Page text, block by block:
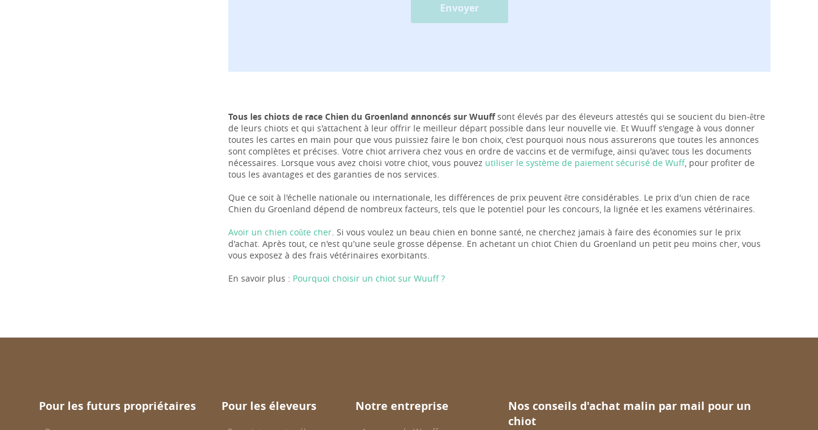
Envoyer
Tous les chiots de race Chien du Groenland annoncés sur Wuuffsont élevés par des éleveurs attestés qui se soucient du bien-être
de leurs chiots et qui s'attachent à leur offrir le meilleur départ possible dans leur nouvelle vie. Et Wuuff s'engage à vous donner
toutes les cartes en main pour que vous puissiez faire le bon choix, c'est pourquoi nous nous assurerons que toutes les annonces
sont complètes et précises. Votre chiot arrivera chez vous en ordre de vaccins et de vermifuge, ainsi qu'avec tous les documents
nécessaires. Lorsque vous avez choisi votre chiot, vous pouvez utiliser le système de paiement sécurisé de Wuff, pour profiter de
tous les avantages et des garanties de nos services.
Que ce soit à l'échelle nationale ou internationale, les différences de prix peuvent être considérables. Le prix d'un chien de race
Chien du Groenland dépend de nombreux facteurs, tels que le potentiel pour les concours, la lignée et les examens vétérinaires.
Avoir un chien coûte cher. Si vous voulez un beau chien en bonne santé, ne cherchez jamais à faire des économies sur le prix
d'achat. Après tout, ce n'est qu'une seule grosse dépense. En achetant un chiot Chien du Groenland un petit peu moins cher, vous
vous exposez à des frais vétérinaires exorbitants.
En savoir plus : Pourquoi choisir un chiot sur Wuuff ?
Pour les futurs propriétaires Pour les éleveurs Notre entreprise
Nos conseils d'achat malin par mail pour un
chiot